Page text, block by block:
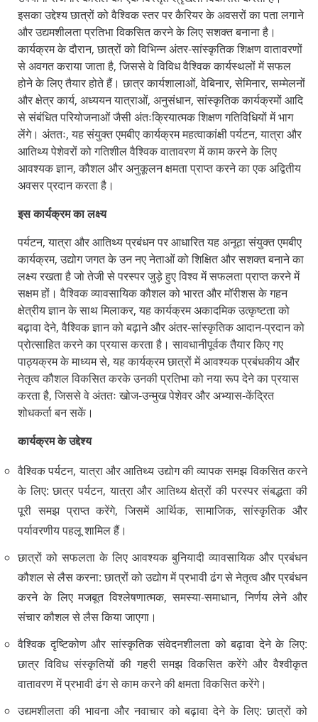
इसका उद्देश्य छात्रों को वैश्विक स्तर पर कैरियर के अवसरों का पता लगाने
और उद्यमशीलता प्रतिभा विकसित करने के लिए सशक्त बनाना है।
कार्यक्रम के दौरान, छात्रों को विभिन्न अंतर-सांस्कृतिक शिक्षण वातावरणों
से अवगत कराया जाता है, जिससे वे विविध वैश्विक कार्यस्थलों में सफल
होने के लिए तैयार होते हैं। छात्र कार्यशालाओं, वेबिनार, सेमिनार, सम्मेलनों
और क्षेत्र कार्य, अध्ययन यात्राओं, अनुसंधान, सांस्कृतिक कार्यक्रमों आदि
से संबंधित परियोजनाओं जैसी अंतःक्रियात्मक शिक्षण गतिविधियों में भाग
लेंगे। अंततः, यह संयुक्त एमबीए कार्यक्रम महत्वाकांक्षी पर्यटन, यात्रा और
आतिथ्य पेशेवरों को गतिशील वैश्विक वातावरण में काम करने के लिए
आवश्यक ज्ञान, कौशल और अनुकूलन क्षमता प्राप्त करने का एक अद्वितीय
अवसर प्रदान करता है।
इस कार्यक्रम का लक्ष्य
पर्यटन, यात्रा और आतिथ्य प्रबंधन पर आधारित यह अनूठा संयुक्त एमबीए
कार्यक्रम, उद्योग जगत के उन नए नेताओं को शिक्षित और सशक्त बनाने का
लक्ष्य रखता है जो तेजी से परस्पर जुड़े हुए विश्व में सफलता प्राप्त करने में
सक्षम हों। वैश्विक व्यावसायिक कौशल को भारत और मॉरीशस के गहन
क्षेत्रीय ज्ञान के साथ मिलाकर, यह कार्यक्रम अकादमिक उत्कृष्टता को
बढ़ावा देने, वैश्विक ज्ञान को बढ़ाने और अंतर-सांस्कृतिक आदान-प्रदान को
प्रोत्साहित करने का प्रयास करता है। सावधानीपूर्वक तैयार किए गए
पाठ्यक्रम के माध्यम से, यह कार्यक्रम छात्रों में आवश्यक प्रबंधकीय और
नेतृत्व कौशल विकसित करके उनकी प्रतिभा को नया रूप देने का प्रयास
करता है, जिससे वे अंततः खोज-उन्मुख पेशेवर और अभ्यास-केंद्रित
शोधकर्ता बन सकें।
कार्यक्रम के उद्देश्य
वैश्विक पर्यटन, यात्रा और आतिथ्य उद्योग की व्यापक समझ विकसित करने
के लिए: छात्र पर्यटन, यात्रा और आतिथ्य क्षेत्रों की परस्पर संबद्धता की
पूरी समझ प्राप्त करेंगे, जिसमें आर्थिक, सामाजिक, सांस्कृतिक और
पर्यावरणीय पहलू शामिल हैं।
छात्रों को सफलता के लिए आवश्यक बुनियादी व्यावसायिक और प्रबंधन
कौशल से लैस करना: छात्रों को उद्योग में प्रभावी ढंग से नेतृत्व और प्रबंधन
करने के लिए मजबूत विश्लेषणात्मक, समस्या-समाधान, निर्णय लेने और
संचार कौशल से लैस किया जाएगा।
वैश्विक दृष्टिकोण और सांस्कृतिक संवेदनशीलता को बढ़ावा देने के लिए:
छात्र विविध संस्कृतियों की गहरी समझ विकसित करेंगे और वैश्वीकृत
वातावरण में प्रभावी ढंग से काम करने की क्षमता विकसित करेंगे।
उद्यमशीलता की भावना और नवाचार को बढ़ावा देने के लिए: छात्रों को